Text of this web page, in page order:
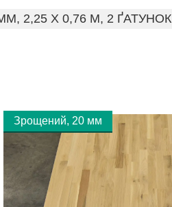
2,25 Х 0,76 М, 2 ҐАТУНОК
Зрощений, 20 мм